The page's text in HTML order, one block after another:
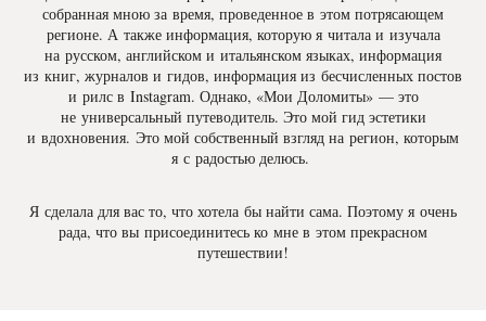
собранная мною за время, проведенное в этом потрясающем
регионе. А также информация, которую я читала и изучала
на русском, английском и итальянском языках, информация
из книг, журналов и гидов, информация из бесчисленных постов
и рилс в Instagram. Однако, «Мои Доломиты» — это
не универсальный путеводитель. Это мой гид эстетики
и вдохновения. Это мой собственный взгляд на регион, которым
я с радостью делюсь.
Я сделала для вас то, что хотела бы найти сама. Поэтому я очень
рада, что вы присоединитесь ко мне в этом прекрасном
путешествии!